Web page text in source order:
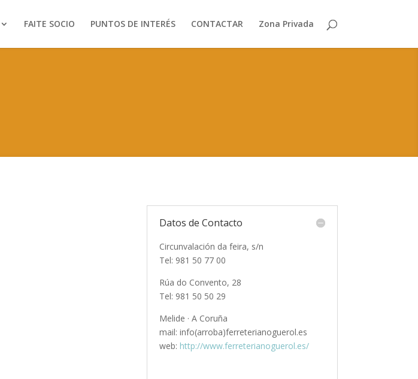
FAITE SOCIO PUNTOS DE INTERÉS CONTACTAR Zona Privada
Datos de Contacto
Circunvalación da feira, s/n
Tel: 981 50 77 00
Rúa do Convento, 28
Tel: 981 50 50 29
Melide · A Coruña
mail: info(arroba)ferreterianoguerol.es
web: http://www.ferreterianoguerol.es/